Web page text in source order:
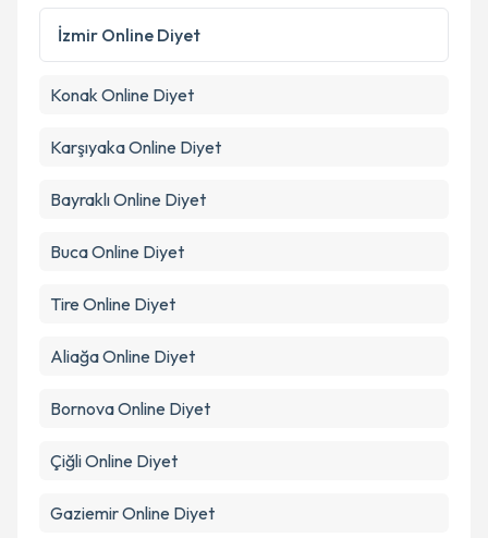
İzmir Online Diyet
Konak Online Diyet
KarşıyakaOnline Diyet
BayraklıOnline Diyet
BucaOnline Diyet
Tire Online Diyet
AliağaOnline Diyet
BornovaOnline Diyet
ÇiğliOnline Diyet
GaziemirOnline Diyet